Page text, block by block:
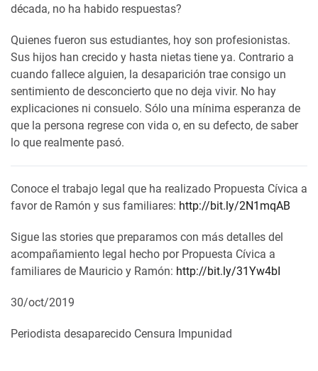
década, no ha habido respuestas?
Quienes fueron sus estudiantes, hoy son profesionistas.
Sus hijos han crecido y hasta nietas tiene ya. Contrario a
cuando fallece alguien, la desaparición trae consigo un
sentimiento de desconcierto que no deja vivir. No hay
explicaciones ni consuelo. Sólo una mínima esperanza de
que la persona regrese con vida o, en su defecto, de saber
lo que realmente pasó.
Conoce el trabajo legal que ha realizado Propuesta Cívica a
favor de Ramón y sus familiares: http://bit.ly/2N1mqAB
Sigue las stories que preparamos con más detalles del
acompañamiento legal hecho por Propuesta Cívica a
familiares de Mauricio y Ramón: http://bit.ly/31Yw4bI
30/oct/2019
Periodista desaparecido Censura Impunidad